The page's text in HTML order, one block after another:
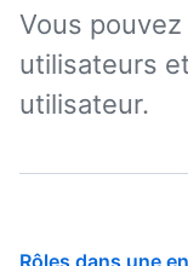
Vous
utilisateurs
utilisateur.
Rôles dans une